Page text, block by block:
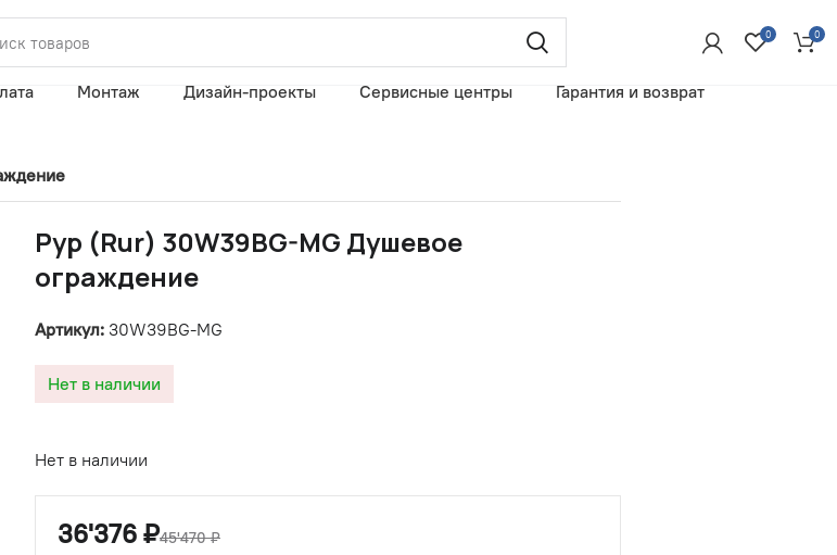
0 0
Монтаж Дизайн-проекты Сервисные центры
Гарантия и возврат
Рур (Rur) 30W39BG-MG Душевое
ограждение
Артикул: 30W39BG-MG
Нет в наличии
Нет в наличии
36'376 ₽45'470₽